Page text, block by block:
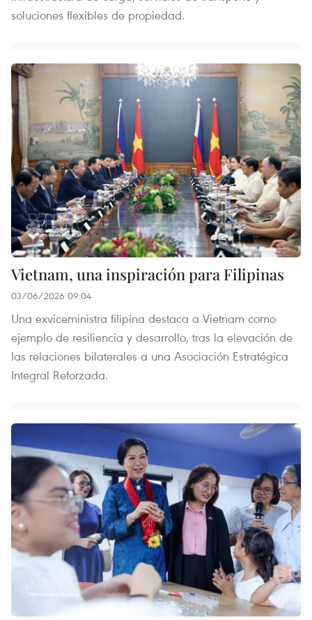
soluciones flexibles de propiedad.
Vietnam, una inspiración para Filipinas
03/06/2026 09:04
Una exviceministra filipina destaca a Vietnam como
ejemplo de resiliencia y desarrollo, tras la elevación de
las relaciones bilaterales a una Asociación Estratégica
Integral Reforzada.